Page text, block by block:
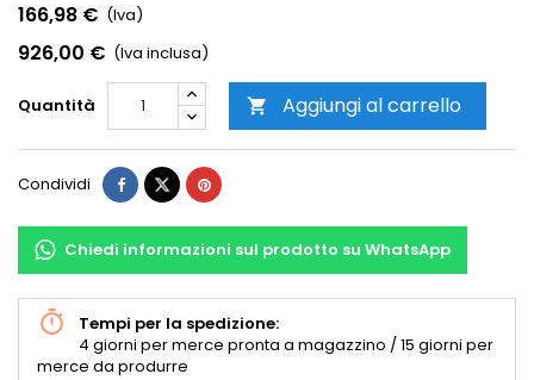
166,98 € (Iva)
926,00 € (Iva inclusa)
Quantità  Aggiungi al carrello
Condividi
Chiedi informazioni sul prodotto su WhatsApp
Tempi per la spedizione:
4 giorni per merce pronta a magazzino / 15 giorni per
merce da produrre